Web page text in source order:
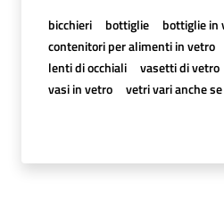
bicchieri bottiglie bottiglie in
contenitori per alimenti in vetro
lenti di occhiali
vasetti di vetro
vasi in vetro
vetri vari anche